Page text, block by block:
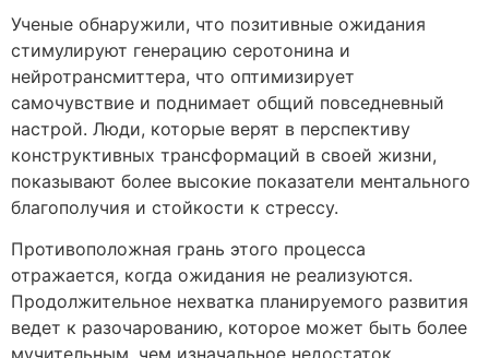
Ученые обнаружили, что позитивные ожидания
стимулируют генерацию серотонина и
нейротрансмиттера, что оптимизирует
самочувствие и поднимает общий повседневный
настрой. Люди, которые верят в перспективу
конструктивных трансформаций в своей жизни,
показывают более высокие показатели ментального
благополучия и стойкости к стрессу.
Противоположная грань этого процесса
отражается, когда ожидания не реализуются.
Продолжительное нехватка планируемого развития
ведет к разочарованию, которое может быть более